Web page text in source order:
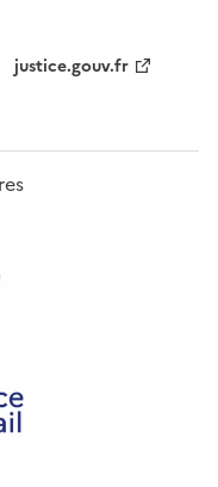
justice.gouv.fr